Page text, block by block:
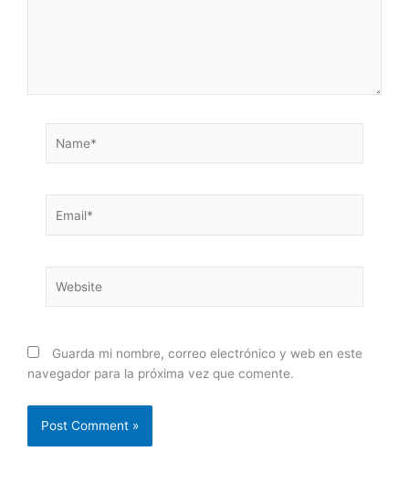
Guarda mi nombre, correo electrónico y web en este
navegador para la próxima vez que comente.